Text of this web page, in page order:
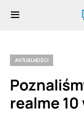
AKTUALNOŚCI
realme